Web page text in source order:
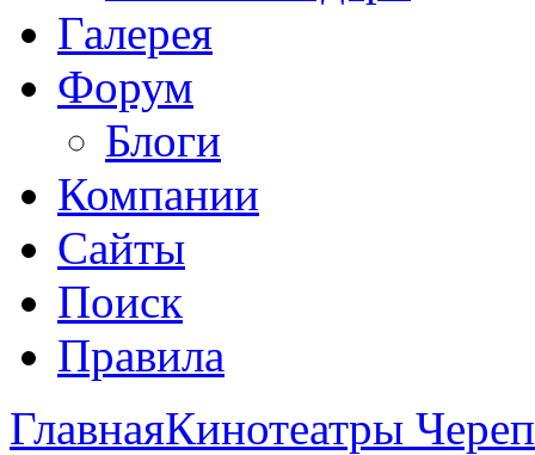
Галерея
Форум
Блоги
Компании
Сайты
Поиск
Правила
ГлавнаяКинотеатры